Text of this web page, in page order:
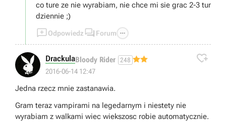
co ture ze nie wyrabiam, nie chce mi sie grac 2-3 tur
dziennie ;)
Odpowiedz  Forum 
DrackulaBloody Rider 248
2016-06-14 12:47

Jedna rzecz mnie zastanawia.
Gram teraz vampirami na legedarnym i niestety nie
wyrabiam z walkami wiec wiekszosc robie automatycznie.